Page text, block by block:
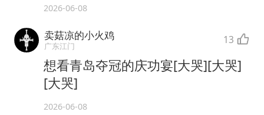
2026-06-08
卖菇凉的小火鸡
广东江门 13
想看青岛夺冠的庆功宴[大哭][大哭]
[大哭]
2026-06-08